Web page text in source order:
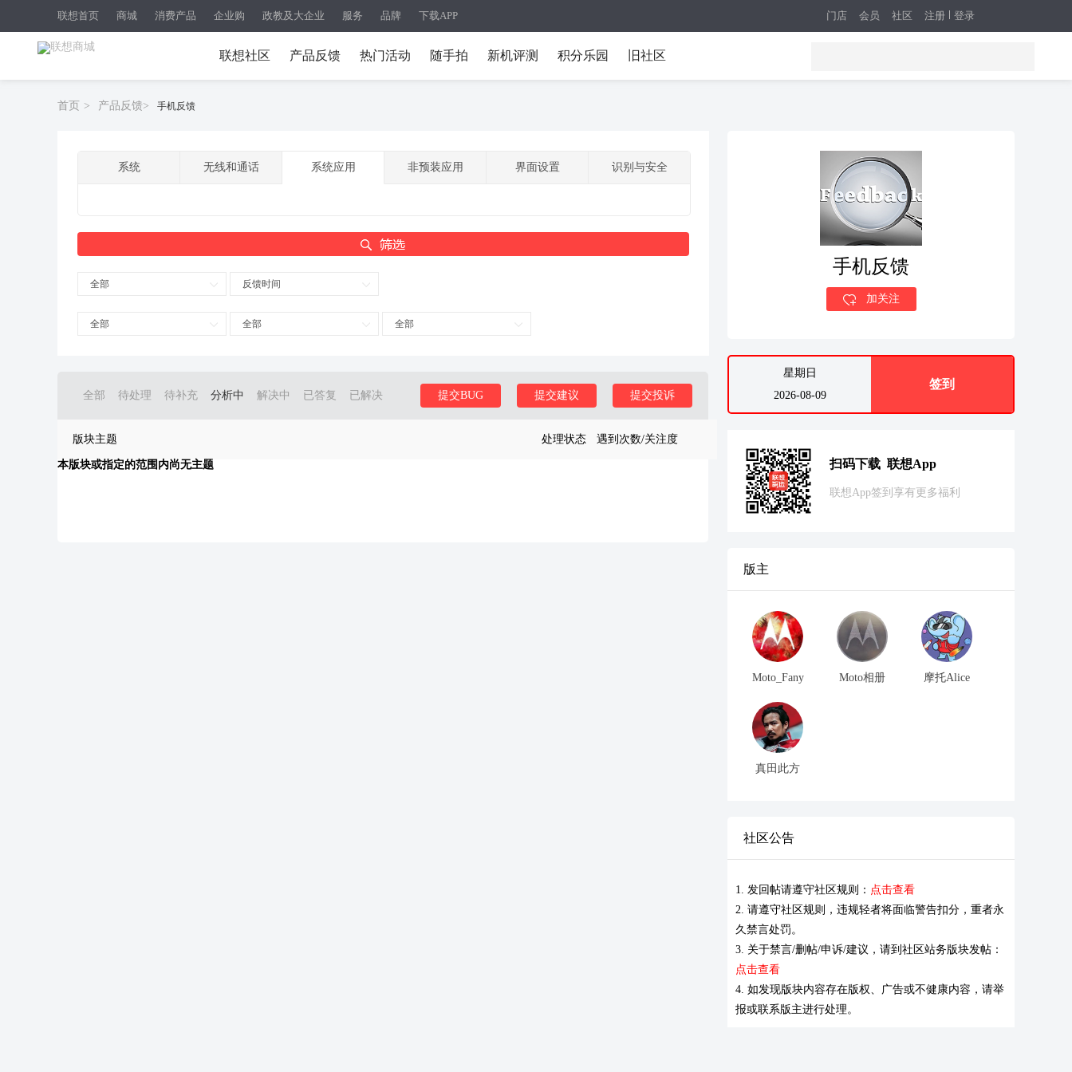
联想首页 商城 消费产品 企业购 政教及大企业 服务 品牌 下载APP 注册 登录
门店 会员 社区
联想社区 产品反馈 热门活动 随手拍 新机评测 积分乐园 旧社区
首页 > 产品反馈> 手机反馈
系统 无线和通话 系统应用 非预装应用 界面设置 识别与安全
全部 反馈时间
全部 全部 全部
全部 待处理 待补充 分析中 解决中 已答复 已解决 提交投诉
提交建议
提交BUG
版块主题 处理状态 遇到次数/关注度
本版块或指定的范围内尚无主题
手机反馈
加关注
星期日
2026-08-09
签到
扫码下载 联想App
联想App签到享有更多福利
版主
Moto_Fany Moto相册 摩托Alice
真田此方
社区公告
1. 发回帖请遵守社区规则： 点击查看
2. 请遵守社区规则，违规轻者将面临警告扣分，重者永
久禁言处罚。
3. 关于禁言/删帖/申诉/建议，请到社区站务版块发帖：
点击查看
4. 如发现版块内容存在版权、广告或不健康内容，请举
报或联系版主进行处理。